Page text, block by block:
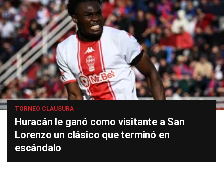
TORNEO CLAUSURA
Huracán le ganó como visitante a San
Lorenzo un clásico que terminó en
escándalo